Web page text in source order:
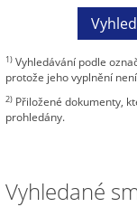
1) Vyhledávání podle
protože jeho vyplnění
2) Přiložené dokumenty,
prohledány.
Vyhledané